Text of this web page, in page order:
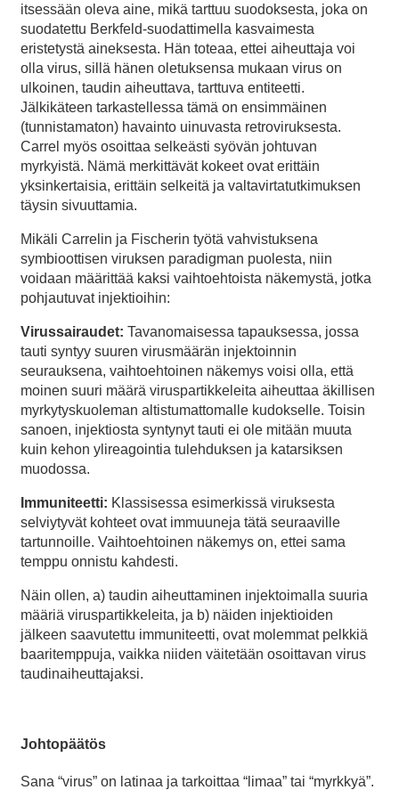
itsessään oleva aine, mikä tarttuu suodoksesta, joka on
suodatettu Berkfeld-suodattimella kasvaimesta
eristetystä aineksesta. Hän toteaa, ettei aiheuttaja voi
olla virus, sillä hänen oletuksensa mukaan virus on
ulkoinen, taudin aiheuttava, tarttuva entiteetti.
Jälkikäteen tarkastellessa tämä on ensimmäinen
(tunnistamaton) havainto uinuvasta retroviruksesta.
Carrel myös osoittaa selkeästi syövän johtuvan
myrkyistä. Nämä merkittävät kokeet ovat erittäin
yksinkertaisia, erittäin selkeitä ja valtavirtatutkimuksen
täysin sivuuttamia.
Mikäli Carrelin ja Fischerin työtä vahvistuksena
symbioottisen viruksen paradigman puolesta, niin
voidaan määrittää kaksi vaihtoehtoista näkemystä, jotka
pohjautuvat injektioihin:
Virussairaudet: Tavanomaisessa tapauksessa, jossa
tauti syntyy suuren virusmäärän injektoinnin
seurauksena, vaihtoehtoinen näkemys voisi olla, että
moinen suuri määrä viruspartikkeleita aiheuttaa äkillisen
myrkytyskuoleman altistumattomalle kudokselle. Toisin
sanoen, injektiosta syntynyt tauti ei ole mitään muuta
kuin kehon ylireagointia tulehduksen ja katarsiksen
muodossa.
Immuniteetti: Klassisessa esimerkissä viruksesta
selviytyvät kohteet ovat immuuneja tätä seuraaville
tartunnoille. Vaihtoehtoinen näkemys on, ettei sama
temppu onnistu kahdesti.
Näin ollen, a) taudin aiheuttaminen injektoimalla suuria
määriä viruspartikkeleita, ja b) näiden injektioiden
jälkeen saavutettu immuniteetti, ovat molemmat pelkkiä
baaritemppuja, vaikka niiden väitetään osoittavan virus
taudinaiheuttajaksi.
Johtopäätös
Sana “virus” on latinaa ja tarkoittaa “limaa” tai “myrkkyä”.